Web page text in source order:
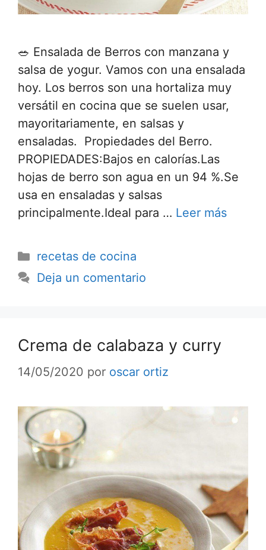
🥗 Ensalada de Berros con manzana y
salsa de yogur. Vamos con una ensalada
hoy. Los berros son una hortaliza muy
versátil en cocina que se suelen usar,
mayoritariamente, en salsas y
ensaladas. Propiedades del Berro.
PROPIEDADES:Bajos en calorías.Las
hojas de berro son agua en un 94 %.Se
usa en ensaladas y salsas
principalmente.Ideal para … Leer más
recetas de cocina
Deja un comentario
Crema de calabaza y curry
14/05/2020 por oscar ortiz